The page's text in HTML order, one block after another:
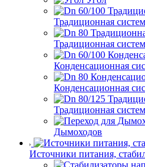
Традиционная
Традиционная
Конденсационная
Конденсационная
Традиционная
Дымоходов
Источники питания,